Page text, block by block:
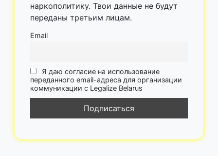
наркополитику. Твои данные не будут
переданы третьим лицам.
Email
Я даю согласие на использование
переданного email-адреса для организации
коммуникации с Legalize Belarus